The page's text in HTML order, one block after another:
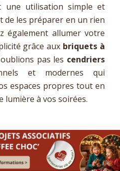
une utilisation simple et
de les préparer en un rien
également allumer votre
grâce aux briquets à
pas les cendriers
et modernes qui
espaces propres tout en
à vos soirées.